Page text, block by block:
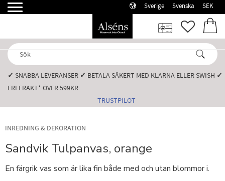
Sverige Svenska SEK
✓ SNABBA LEVERANSER️ ✓ BETALA SÄKERT MED KLARNA ELLER SWISH️ ✓
FRI FRAKT* ÖVER 599KR️
TRUSTPILOT
INREDNING & DEKORATION
Sandvik Tulpanvas, orange
En färgrik vas som är lika fin både med och utan blommor i.